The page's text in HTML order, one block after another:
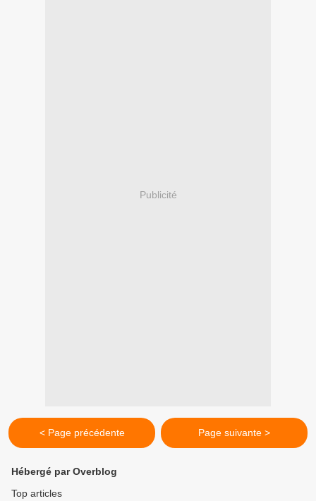
Publicité
< Page précédente Page suivante >
Hébergé par Overblog
Top articles